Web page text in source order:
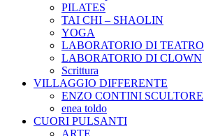
PILATES
TAI CHI – SHAOLIN
YOGA
LABORATORIO DI TEATRO
LABORATORIO DI CLOWN
Scrittura
VILLAGGIO DIFFERENTE
ENZO CONTINI SCULTORE
enea toldo
CUORI PULSANTI
ARTE